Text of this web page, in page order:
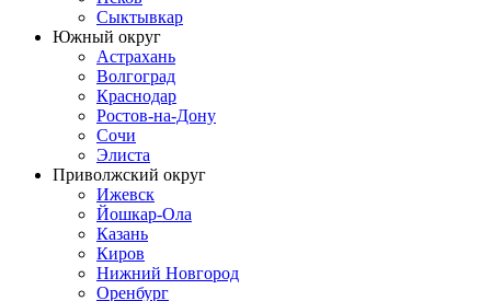
Сыктывкар
Южный округ
Астрахань
Волгоград
Краснодар
Ростов-на-Дону
Сочи
Элиста
Приволжский округ
Ижевск
Йошкар-Ола
Казань
Киров
Нижний Новгород
Оренбург